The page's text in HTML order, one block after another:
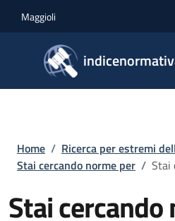
Maggioli
Briciole di pane
Home / Ricerca per estremi
Stai cercando norme per / Stai
Stai